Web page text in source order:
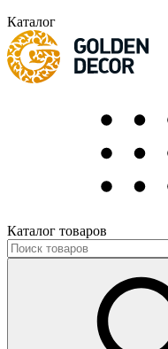
Каталог
Каталог товаров